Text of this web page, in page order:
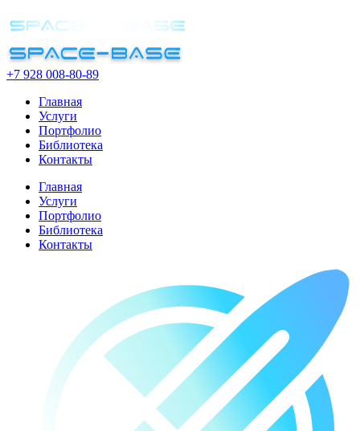
+7 928 008-80-89
Главная
Услуги
Портфолио
Библиотека
Контакты
Главная
Услуги
Портфолио
Библиотека
Контакты